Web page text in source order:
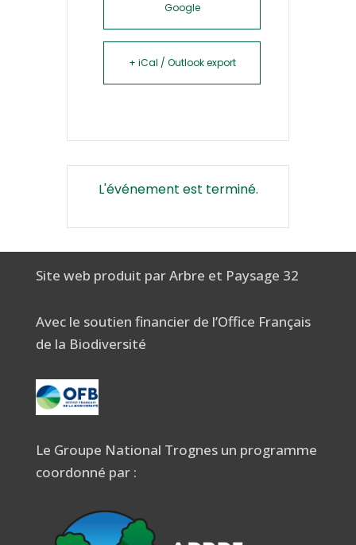
Google
+ iCal / Outlook export
L'événement est terminé.
Site web produit par Arbre et Paysage 32
Avec le soutien financier de l’Office Français
de la Biodiversité
Le Groupe National Trognes un programme
coordonné par :